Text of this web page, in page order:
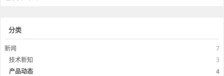
分类
新闻
7
技术新知
3
产品动态
4